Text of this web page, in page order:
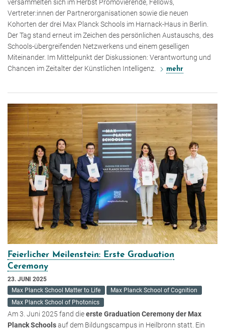
versammelten sich im Herbst Promovierende, Fellows,
Vertreter:innen der Partnerorganisationen sowie die neuen
Kohorten der drei Max Planck Schools im Harnack-Haus in Berlin.
Der Tag stand erneut im Zeichen des persönlichen Austauschs, des
Schools-übergreifenden Netzwerkens und einem geselligen
Miteinander. Im Mittelpunkt der Diskussionen: Verantwortung und
Chancen im Zeitalter der Künstlichen Intelligenz.
mehr
Feierlicher Meilenstein: Erste Graduation
Ceremony
23. JUNI 2025
Max Planck School Matter to Life
Max Planck School of Cognition
Max Planck School of Photonics
Am 3. Juni 2025 fand dieerste Graduation Ceremony der Max
Planck Schoolsauf dem Bildungscampus in Heilbronn statt. Ein